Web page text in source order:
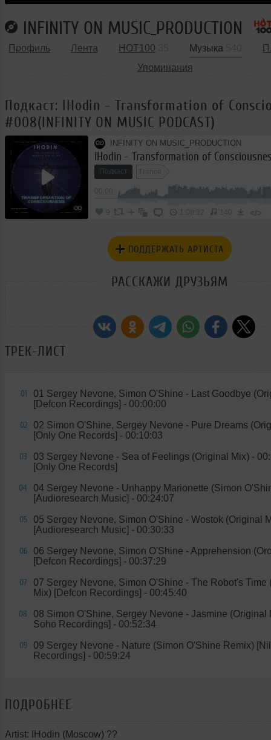
INFINITY ON MUSIC_PRODUCTION
Профиль Лента HOT100 Музыка
Упоминания
Подкаст: IHodin - Transformation of
#008(INFINITY ON MUSIC PODCAST)
INFINITY ON MUSIC_PRODUCTION
Подкаст Trance
9 1:08:32 </>
ПОДДЕРЖАТЬ АРТИСТА
РАССКАЖИ ДРУЗЬЯМ
ТРЕК-ЛИСТ
01
01 Sergey Nevone, Simon O'Shine - Last Goodbye
[Defcon Recordings] - 00:00:00
02
02 Simon O'Shine, Sergey Nevone - Pure Dreams
[Only One Records] - 00:10:03
03
03 Sergey Nevone - Sea of Feelings (Original Mix) -
[Only One Records]
04
04 Sergey Nevone - Unhappy Marionette (Simon
[Audioresearch Music] - 00:24:07
05
05 Sergey Nevone, Simon O'Shine - Wostok (Original
[Audioresearch Music] - 00:30:33
06
06 Sergey Nevone, Simon O'Shine - Apprehension
[Defcon Recordings] - 00:37:29
07
07 Sergey Nevone, Simon O'Shine - The Robot's Time
Mix) [Defcon Recordings] - 00:45:40
08
08 Simon O'Shine, Sergey Nevone - Jasmine (Original
Soho Recordings] - 00:52:34
09
09 Sergey Nevone - Nature (Simon O'Shine Remix)
Recordings] - 00:59:24
ПОДРОБНЕЕ
Artist: IHodin (Moscow) ??